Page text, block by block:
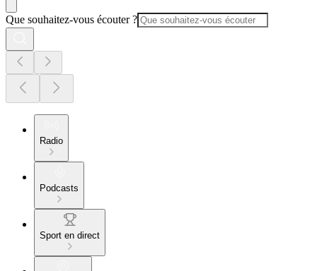
Que souhaitez-vous écouter ?
Radio
Podcasts
Sport en direct